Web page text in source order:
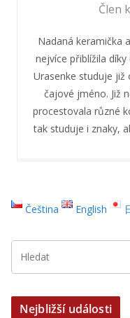
Člen
Nadaná keramička
nejvíce přiblížila
Urasenke studuje již
čajové jméno. Již
procestovala různé
tak studuje i znaky,
Čeština English
Nejbližší události